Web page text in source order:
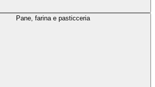
Pane, farina e pasticceria